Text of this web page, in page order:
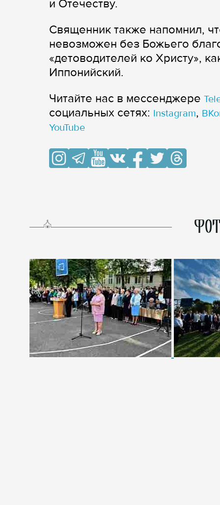
и Отечеству.
Священник также напомнил,
невозможен без Божьего
«детоводителей ко Христу»,
Иппонийский.
Читайте нас в мессенджере
cоциальных сетях: Instagram,
YouTube